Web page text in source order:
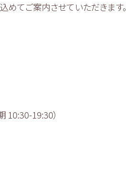
めてご案内させていただきます。
19:30）